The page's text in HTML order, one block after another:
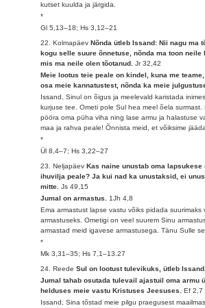
kutset kuulda ja järgida.
*
Gl 5,13–18; Hs 3,12–21
22. KolmapäevNõnda ütleb Issand: Nii nagu ma
kogu selle suure õnnetuse, nõnda ma toon neile
mis ma neile olen tõotanud.Jr 32,42
Meie lootus teie peale on kindel, kuna me
osa meie kannatustest, nõnda ka meie
Issand, Sinul on õigus ja meelevald karistada
kurjuse tee. Ometi pole Sul hea meel õela surmast.
pööra oma püha viha ning lase armu ja halastuse
maa ja rahva peale! Õnnista meid, et võiksime
*
Ül 8,4–7; Hs 3,22–27
23. NeljapäevKas naine unustab oma lapsukese
ihuvilja peale? Ja kui nad ka unustaksid, ei
mitte.Js 49,15
Jumal on armastus. 1Jh 4,8
Ema armastust lapse vastu võiks pidada suurimaks
armastuseks. Ometigi on veel suurem Sinu
armastad meid igavese armastusega. Tänu Sulle
*
Mk 3,31–35; Hs 7,1–13.27
24. ReedeSul on lootust tulevikuks, ütleb
Jumal tahab osutada tulevail ajastuil oma armu
helduses meie vastu Kristuses Jeesuses.Ef 2,7
Issand, Sina tõstad meie pilgu praegusest